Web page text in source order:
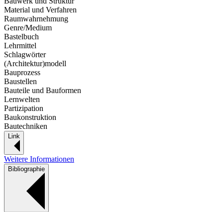
Material und Verfahren
Raumwahrnehmung
Genre/Medium
Bastelbuch
Lehrmittel
Schlagwörter
(Architektur)modell
Bauprozess
Baustellen
Bauteile und Bauformen
Lernwelten
Partizipation
Baukonstruktion
Bautechniken
Link
Weitere Informationen
Bibliographie